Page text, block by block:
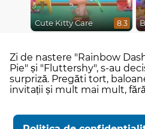
Cute Kitty Care 8.3
Zi de nastere "Rainbow
Pie" și "Fluttershy", s-au
surpriză. Pregăti tort,
invitații și mult mai mult,